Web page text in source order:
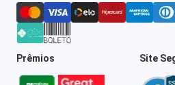
Prêmios Site